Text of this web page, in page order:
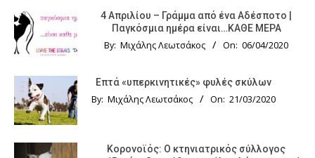
4 Απριλίου – Γράμμα από ένα Αδέσποτο |
Παγκόσμια ημέρα είναι…ΚΑΘΕ ΜΕΡΑ
By: Μιχάλης Λεωτσάκος On: 06/04/2020
Επτά «υπερκινητικές» φυλές σκύλων
By: Μιχάλης Λεωτσάκος On: 21/03/2020
Κορονοϊός: Ο κτηνιατρικός σύλλογος